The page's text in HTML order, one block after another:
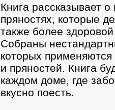
Книга рассказывает
пряностях, которые
также более
Собраны
которых
и пряностей. Книга
каждом доме, где
вкусно поесть.